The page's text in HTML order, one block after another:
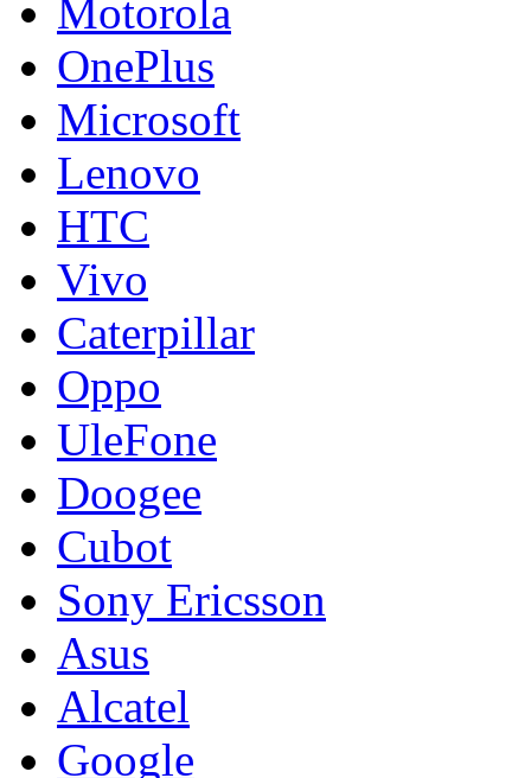
Motorola
OnePlus
Microsoft
Lenovo
HTC
Vivo
Caterpillar
Oppo
UleFone
Doogee
Cubot
Sony Ericsson
Asus
Alcatel
Google